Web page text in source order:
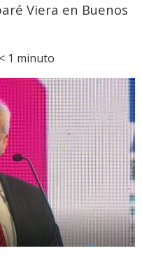
Viera en Buenos
< 1 minuto